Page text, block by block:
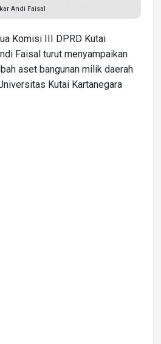
Andi Faisal
Komisi III DPRD Kutai
Faisal turut menyampaikan
aset bangunan milik daerah
Kutai Kartanegara